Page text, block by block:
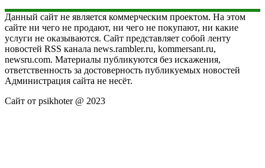
Данный сайт не является коммерческим проектом. На этом
сайте ни чего не продают, ни чего не покупают, ни какие
услуги не оказываются. Сайт представляет собой ленту
новостей RSS канала news.rambler.ru, kommersant.ru,
newsru.com. Материалы публикуются без искажения,
ответственность за достоверность публикуемых новостей
Администрация сайта не несёт.
Сайт от psikhoter @ 2023